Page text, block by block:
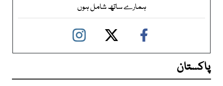
ہمارے ساتھ شامل ہوں
پاکستان